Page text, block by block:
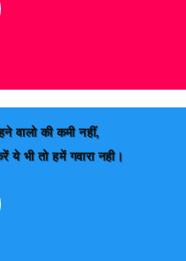
वालो की कमी नहीं,
भी तो हमें गवारा नही।